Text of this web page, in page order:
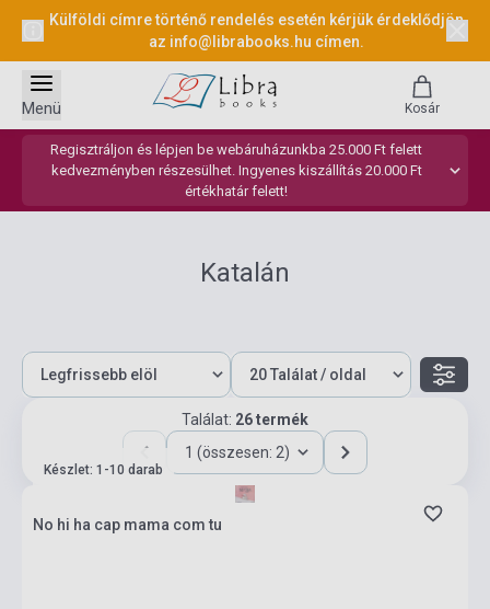
Külföldi címre történő rendelés esetén kérjük érdeklődjön
az info@librabooks.hu címen.
Regisztráljon és lépjen be webáruházunkba 25.000 Ft felett
kedvezményben részesülhet. Ingyenes kiszállítás 20.000 Ft
értékhatár felett!
Menü Kosár
Katalán
Találat: 26 termék
1 (összesen: 2)
Készlet: 1-10 darab
No hi ha cap mama com tu